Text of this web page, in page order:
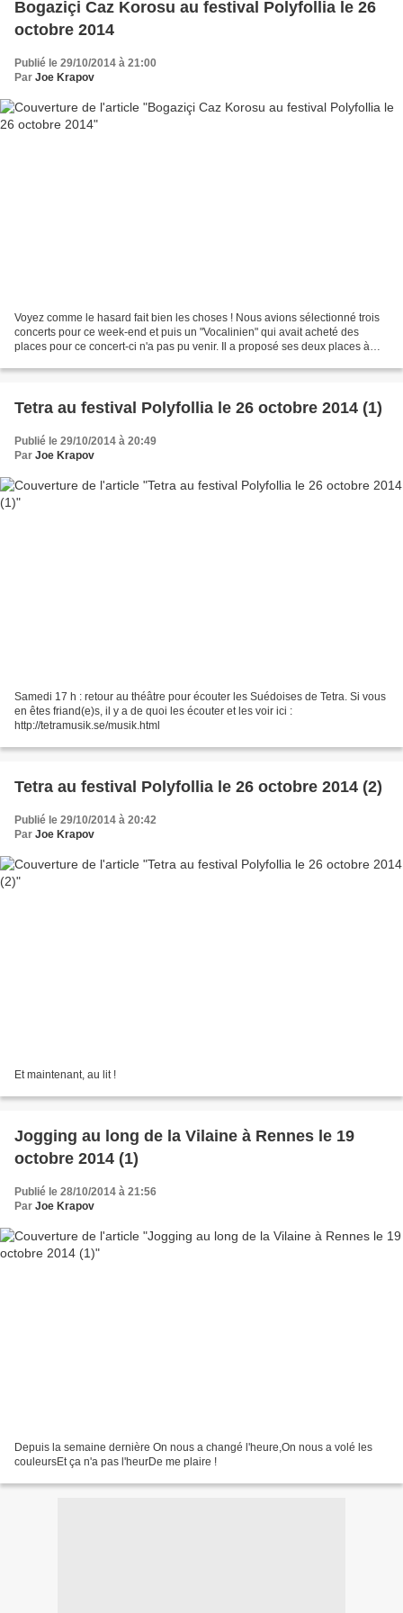
Bogaziçi Caz Korosu au festival Polyfollia le 26
octobre 2014
Publié le 29/10/2014 à 21:00
Par Joe Krapov
Voyez comme le hasard fait bien les choses ! Nous avions sélectionné trois
concerts pour ce week-end et puis un "Vocalinien" qui avait acheté des
places pour ce concert-ci n'a pas pu venir. Il a proposé ses deux places à
Tetra au festival Polyfollia le 26 octobre 2014 (1)
Publié le 29/10/2014 à 20:49
Par Joe Krapov
Samedi 17 h : retour au théâtre pour écouter les Suédoises de Tetra. Si vous
en êtes friand(e)s, il y a de quoi les écouter et les voir ici :
http://tetramusik.se/musik.html
Tetra au festival Polyfollia le 26 octobre 2014 (2)
Publié le 29/10/2014 à 20:42
Par Joe Krapov
Et maintenant, au lit !
Jogging au long de la Vilaine à Rennes le 19
octobre 2014 (1)
Publié le 28/10/2014 à 21:56
Par Joe Krapov
Depuis la semaine dernière On nous a changé l'heure,On nous a volé les
couleursEt ça n'a pas l'heurDe me plaire !